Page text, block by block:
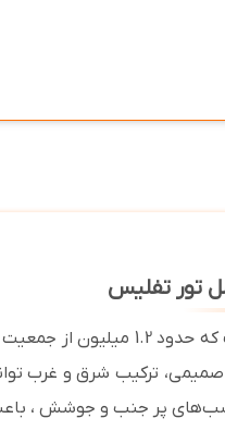
تور تفلیس
ترکیب شرق و غرب
پر جنب و جوشش ،